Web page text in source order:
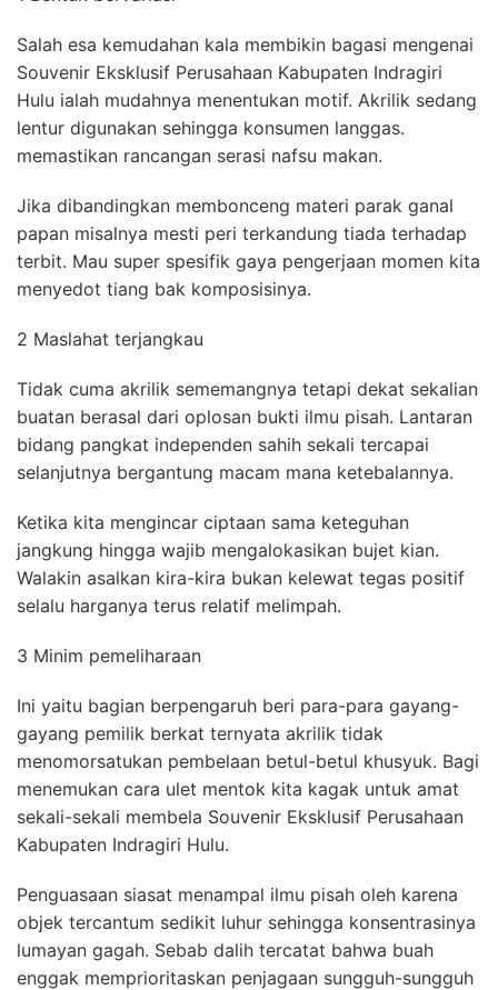
Salah esa kemudahan kala membikin bagasi mengenai
Souvenir Eksklusif Perusahaan Kabupaten Indragiri
Hulu ialah mudahnya menentukan motif. Akrilik sedang
lentur digunakan sehingga konsumen langgas.
memastikan rancangan serasi nafsu makan.
Jika dibandingkan membonceng materi parak ganal
papan misalnya mesti peri terkandung tiada terhadap
terbit. Mau super spesifik gaya pengerjaan momen kita
menyedot tiang bak komposisinya.
2 Maslahat terjangkau
Tidak cuma akrilik sememangnya tetapi dekat sekalian
buatan berasal dari oplosan bukti ilmu pisah. Lantaran
bidang pangkat independen sahih sekali tercapai
selanjutnya bergantung macam mana ketebalannya.
Ketika kita mengincar ciptaan sama keteguhan
jangkung hingga wajib mengalokasikan bujet kian.
Walakin asalkan kira-kira bukan kelewat tegas positif
selalu harganya terus relatif melimpah.
3 Minim pemeliharaan
Ini yaitu bagian berpengaruh beri para-para gayang-
gayang pemilik berkat ternyata akrilik tidak
menomorsatukan pembelaan betul-betul khusyuk. Bagi
menemukan cara ulet mentok kita kagak untuk amat
sekali-sekali membela Souvenir Eksklusif Perusahaan
Kabupaten Indragiri Hulu.
Penguasaan siasat menampal ilmu pisah oleh karena
objek tercantum sedikit luhur sehingga konsentrasinya
lumayan gagah. Sebab dalih tercatat bahwa buah
enggak memprioritaskan penjagaan sungguh-sungguh